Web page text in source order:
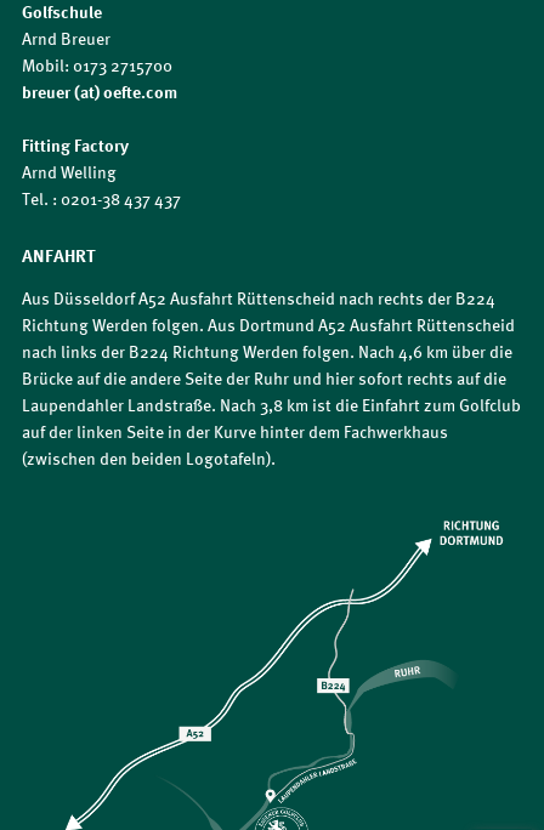
Golfschule
Arnd Breuer
Mobil: 0173 2715700
breuer (at) oefte.com
Fitting Factory
Arnd Welling
Tel. : 0201-38 437 437
ANFAHRT
Aus Düsseldorf A52 Ausfahrt Rüttenscheid nach rechts der B224
Richtung Werden folgen. Aus Dortmund A52 Ausfahrt Rüttenscheid
nach links der B224 Richtung Werden folgen. Nach 4,6 km über die
Brücke auf die andere Seite der Ruhr und hier sofort rechts auf die
Laupendahler Landstraße. Nach 3,8 km ist die Einfahrt zum Golfclub
auf der linken Seite in der Kurve hinter dem Fachwerkhaus
(zwischen den beiden Logotafeln).